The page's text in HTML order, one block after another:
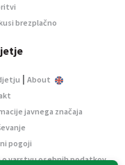
brezplačno
| About
javnega značaja
pogoji
o varstvu osebnih podatkov